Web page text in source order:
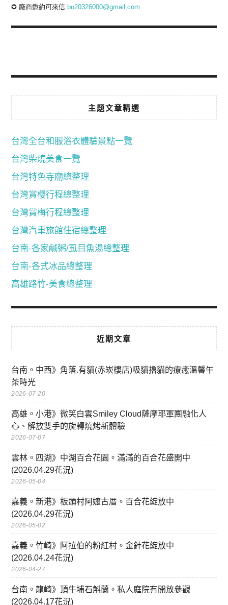
✪ 廠商邀約可來信 bo20326000@gmail.com
主題文章精選
台灣全台和服浴衣體驗景點一覽
台灣柴燒美食一覽
台灣特色寺廟總整理
台灣賞櫻行程總整理
台灣賞梅行程總整理
台灣汽車旅館住宿總整理
台南-各家鹹粥/虱目魚湯總整理
台南-各式冰品總整理
高雄路竹-美食總整理
近期文章
台南。中西》角落.有貓(赤崁樓店)吸貓擼貓的療癒溫馨午
茶時光
2026-07-20
高雄。小港》微笑白雲Smiley Cloud薩摩耶軍團融化人
心、解放雙手的旋轉燒烤新體驗
2026-07-07
雲林。四湖》中湖百合花園。滿滿的百合花盛開中
(2026.04.29花況)
2026-05-04
嘉義。新港》板頭村阿嬤古厝。百合花綻放中
(2026.04.29花況)
2026-05-02
嘉義。竹崎》阿拉伯的粉紅村。金針花綻放中
(2026.04.24花況)
2026-04-27
台南。龍崎》頂牛埔石斛蘭。私人庭院有開放參觀
(2026.04.17花況)